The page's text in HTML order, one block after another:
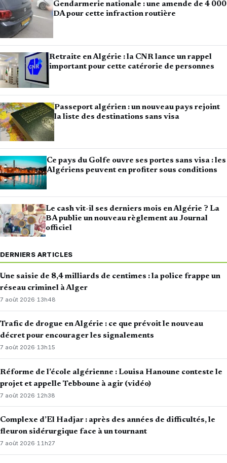
Gendarmerie nationale : une amende de 4 000
DA pour cette infraction routière
Retraite en Algérie : la CNR lance un rappel
important pour cette catérorie de personnes
Passeport algérien : un nouveau pays rejoint
la liste des destinations sans visa
Ce pays du Golfe ouvre ses portes sans visa : les
Algériens peuvent en profiter sous conditions
Le cash vit-il ses derniers mois en Algérie ? La
BA publie un nouveau règlement au Journal
officiel
DERNIERS ARTICLES
Une saisie de 8,4 milliards de centimes : la police frappe un
réseau criminel à Alger
7 août 2026· 13h48
Trafic de drogue en Algérie : ce que prévoit le nouveau
décret pour encourager les signalements
7 août 2026·13h15
Réforme de l’école algérienne : Louisa Hanoune conteste le
projet et appelle Tebboune à agir (vidéo)
7 août 2026· 12h38
Complexe d’El Hadjar : après des années de difficultés, le
fleuron sidérurgique face à un tournant
7 août 2026·11h27